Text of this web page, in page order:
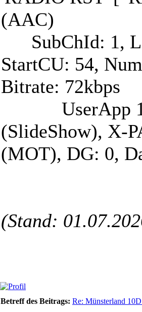
(AAC)
SubChId: 1,
StartCU: 54,
Bitrate: 72kbps
UserApp 1/1:
(SlideShow), X-
(MOT), DG: 0,
(Stand:
Betreff des Beitrags: Re: Münsterland